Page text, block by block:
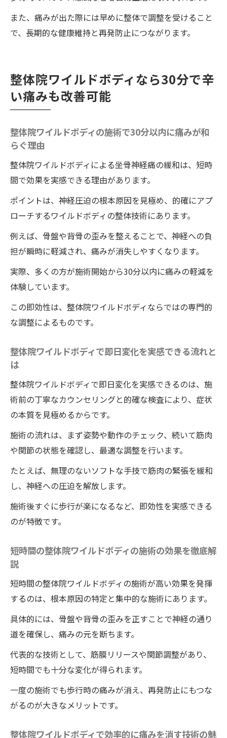
また、痛みが出た際には早めに整体で調整を受けること
で、長期的な健康維持と再発防止につながります。
整体院ワイルドボディなら30分で辛
い痛みも改善可能
整体院ワイルドボディの施術で30分以内に痛みが和
らぐ理由
整体院ワイルドボディによる坐骨神経痛の緩和は、短時
間で効果を実感できる理由があります。
ポイントは、神経圧迫の根本原因を見極め、的確にアプ
ローチするワイルドボディの整体技術にあります。
例えば、骨盤や背骨の歪みを整えることで、神経への負
担が瞬時に軽減され、痛みが消失しやすくなります。
実際、多くの方が施術開始から30分以内に痛みの軽減を
体験しています。
この即効性は、整体院ワイルドボディならではの専門的
な調整によるものです。
整体院ワイルドボディで即日変化を実感できる流れと
は
整体院ワイルドボディで即日変化を実感できるのは、施
術前の丁寧なカウンセリングと的確な検査により、症状
の本質を見極めるからです。
施術の流れは、まず姿勢や動作のチェック、続いて筋肉
や関節の状態を確認し、最適な調整を行います。
たとえば、無理のないソフトな手技で筋肉の緊張を緩和
し、神経への圧迫を解放します。
施術後すぐに歩行が楽になるなど、即効性を実感できる
のが特徴です。
短時間の整体院ワイルドボディの施術の効果を徹底解
説
短時間の整体院ワイルドボディの施術が高い効果を発揮
するのは、根本原因の特定と集中的な施術にあります。
具体的には、骨盤や背骨の歪みを正すことで神経の通り
道を確保し、痛みの元を断ちます。
代表的な技術として、筋膜リリースや関節調整があり、
短時間でも十分な変化が得られます。
一度の施術でも歩行時の痛みが消え、再発防止にもつな
がるのが大きなメリットです。
整体院ワイルドボディで効率的に痛みを消す技術の魅